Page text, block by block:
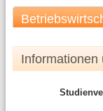
Informationen